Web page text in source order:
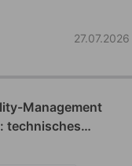
27.07.2026
Management
technisches